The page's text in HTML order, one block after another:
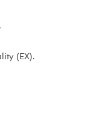
(EX).